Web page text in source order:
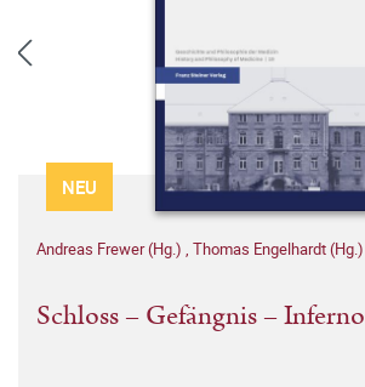
NEU
Andreas Frewer (Hg.) , Thomas Engelhardt (Hg.)
Schloss – Gefängnis – Inferno